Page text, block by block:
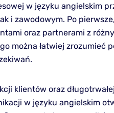
w języku angielskim
i zawodowym. Po
oraz partnerami z
można łatwiej zrozumieć
klientów oraz długotrwałej
w języku angielskim